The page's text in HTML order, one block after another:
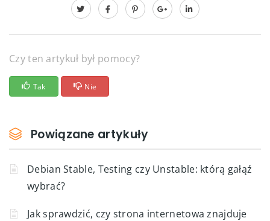
Czy ten artykuł był pomocy?
Tak Nie
Powiązane artykuły
Debian Stable, Testing czy Unstable: którą gałąź
wybrać?
Jak sprawdzić, czy strona internetowa znajduje